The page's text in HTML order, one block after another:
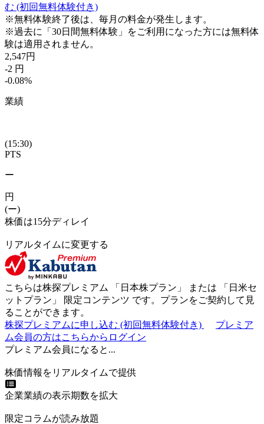
む (初回無料体験付き)
※無料体験終了後は、毎月の料金が発生します。
※過去に「30日間無料体験」をご利用になった方には無料体
験は適用されません。
2,547円
-2 円
-0.08%
業績
(15:30)
PTS
ー
円
(ー)
株価は15分ディレイ
リアルタイムに変更する
こちらは株探プレミアム 「 日本株プラン 」 または 「 日米セ
ットプラン 」 限定コンテンツ です。プランをご契約して見
ることができます。
株探プレミアムに申し込む (初回無料体験付き)
プレミア
ム会員の方はこちらからログイン
プレミアム会員になると...
株価情報をリアルタイムで提供
企業業績の表示期数を拡大
限定コラムが読み放題